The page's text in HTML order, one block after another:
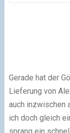
Gerade hat der
Lieferung von
auch inzwischen
ich doch gleich